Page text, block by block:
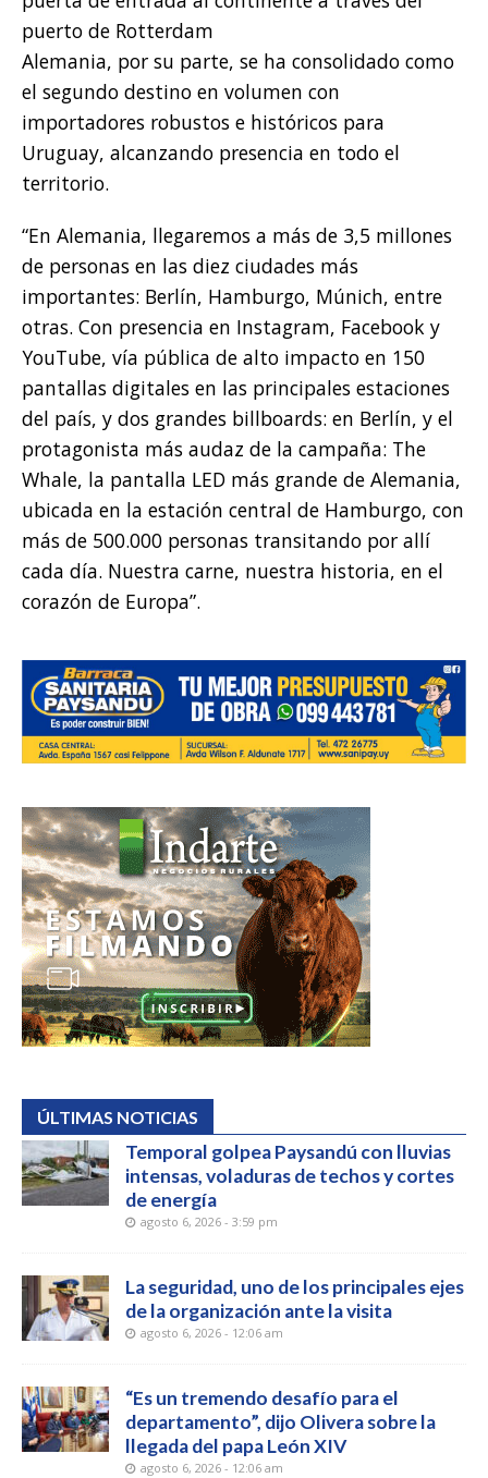
puerto de Rotterdam
Alemania, por su parte, se ha consolidado como
el segundo destino en volumen con
importadores robustos e históricos para
Uruguay, alcanzando presencia en todo el
territorio.
“En Alemania, llegaremos a más de 3,5 millones
de personas en las diez ciudades más
importantes: Berlín, Hamburgo, Múnich, entre
otras. Con presencia en Instagram, Facebook y
YouTube, vía pública de alto impacto en 150
pantallas digitales en las principales estaciones
del país, y dos grandes billboards: en Berlín, y el
protagonista más audaz de la campaña: The
Whale, la pantalla LED más grande de Alemania,
ubicada en la estación central de Hamburgo, con
más de 500.000 personas transitando por allí
cada día. Nuestra carne, nuestra historia, en el
corazón de Europa”.
ÚLTIMAS NOTICIAS
Temporal golpea Paysandú con lluvias
intensas, voladuras de techos y cortes
de energía
agosto 6, 2026 - 3:59 pm
La seguridad, uno de los principales ejes
de la organización ante la visita
agosto 6, 2026 - 12:06 am
“Es un tremendo desafío para el
departamento”, dijo Olivera sobre la
llegada del papa León XIV
agosto 6, 2026 - 12:06 am